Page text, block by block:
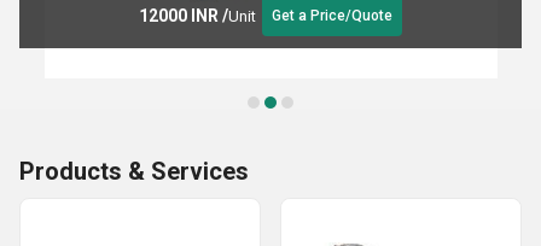
12000 INR /Unit Get a Price/Quote
Products & Services